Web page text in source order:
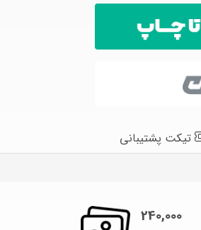
تیکت پشتیبانی
240,000